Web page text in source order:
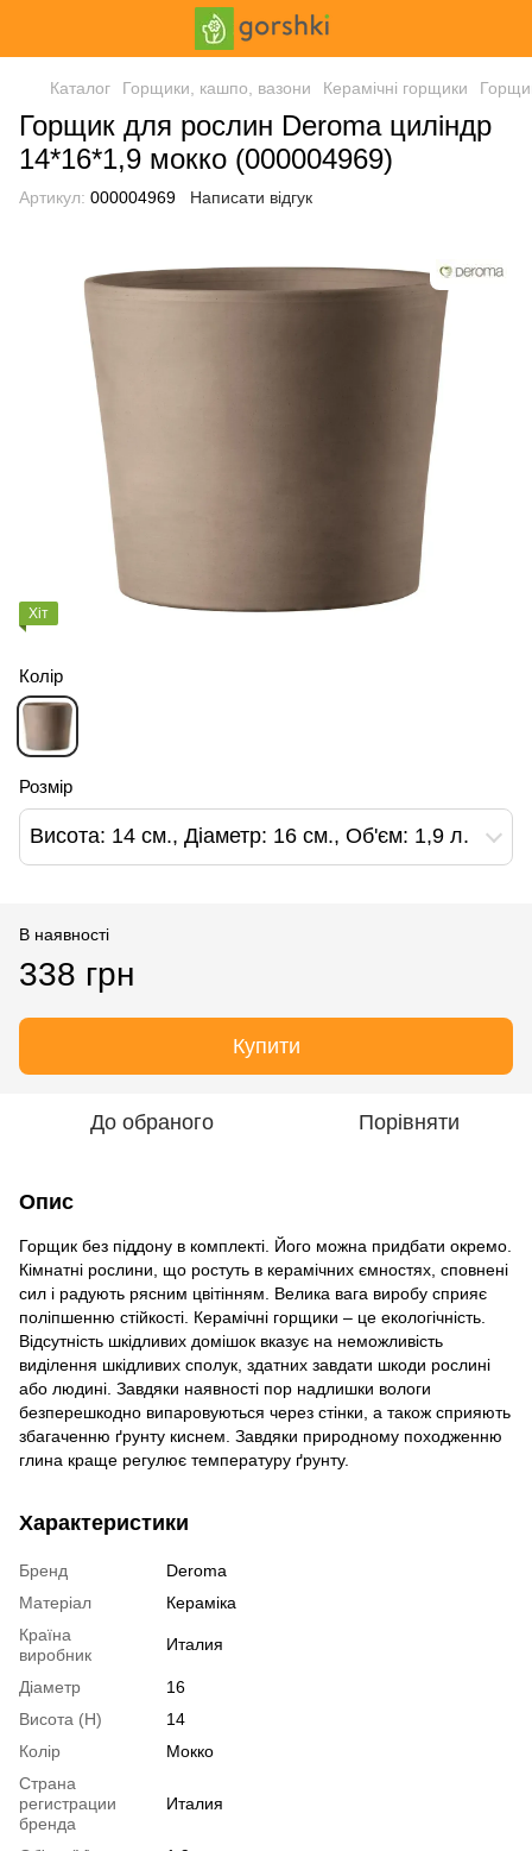
Каталог Горщики, кашпо, вазони Керамічні горщики
Горщик для рослин Deroma циліндр
14*16*1,9 мокко (000004969)
Артикул: 000004969 Написати відгук
Хіт
Колір
Розмір
Висота: 14 см., Діаметр: 16 см., Об'єм: 1,9 л.
В наявності
338 грн
Купити
До обраного Порівняти
Опис
Горщик без піддону в комплекті. Його можна придбати окремо.
Кімнатні рослини, що ростуть в керамічних ємностях, сповнені
сил і радують рясним цвітінням. Велика вага виробу сприяє
поліпшенню стійкості. Керамічні горщики – це екологічність.
Відсутність шкідливих домішок вказує на неможливість
виділення шкідливих сполук, здатних завдати шкоди рослині
або людині. Завдяки наявності пор надлишки вологи
безперешкодно випаровуються через стінки, а також сприяють
збагаченню ґрунту киснем. Завдяки природному походженню
глина краще регулює температуру ґрунту.
Характеристики
Бренд
Deroma
Матеріал
Кераміка
Країна
виробник
Италия
Діаметр
16
Висота (H)
14
Колір
Мокко
Страна
регистрации
бренда
Италия